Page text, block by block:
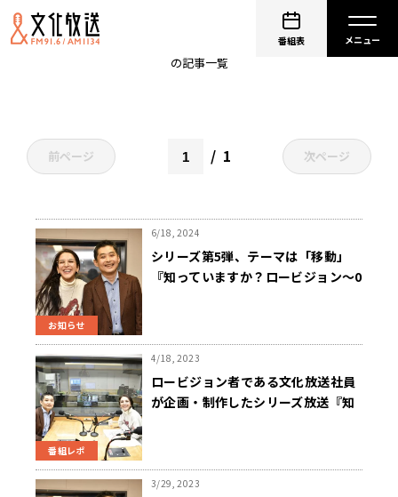
番組表
の記事一覧
前ページ 1 次ページ
お知らせ
6/18, 2024
シリーズ第5弾、テーマは「移動」
『知っていますか？ロービジョン～0
番組レポ
4/18, 2023
ロービジョン者である文化放送社員
が企画・制作したシリーズ放送『知
3/29, 2023